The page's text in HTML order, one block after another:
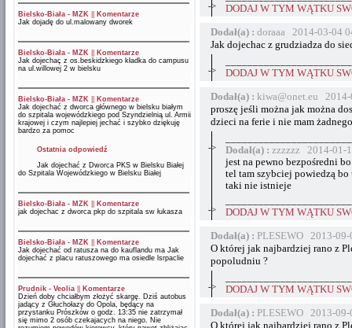
Bielsko-Biała - MZK
Komentarze
Jak dojadę do ul.malowany dworek
Bielsko-Biała - MZK
Komentarze
Jak dojechaç z os.beskidzkiego kładka do campusu
na ul.willowej 2 w bielsku
Bielsko-Biała - MZK
Komentarze
Jak dojechać z dworca głównego w bielsku białym
do szpitala wojewódzkiego pod Szyndzielnią ul. Armii
krajowej i czym najlepiej jechać i szybko dziękuję
bardzo za pomoc
Ostatnia odpowiedź
Jak dojechać z Dworca PKS w Bielsku Białej
do Szpitala Wojewódzkiego w Bielsku Białej
Bielsko-Biała - MZK
Komentarze
jak dojechac z dworca pkp do szpitala sw łukasza
Bielsko-Biała - MZK
Komentarze
Jak dojechać od ratusza na do kauflandu ma Jak
dojechać z placu ratuszowego ma osiedle lsrpaclie
Prudnik - Veolia
Komentarze
Dzień doby chciałbym złożyć skargę. Dziś autobus
jadący z Głuchołazy do Opola, będący na
przystanku Prószków o godz. 13:35 nie zatrzymał
się mimo 2 osób czekajacych na niego. Nie
->
DODAJ W TYM WĄTKU
Dodał(a) : doraaa 2014-03-04
Jak dojechac z grudziadza do
->
DODAJ W TYM WĄTKU
Dodał(a) : kiwa@onet.eu
proszę jeśli można jak można
dzieci na ferie i nie mam
->
Dodał(a) : zzzzzz 2014-01-
jest na pewno bezpośredni
tel tam szybciej powiedzą bo
taki nie istnieje
->
DODAJ W TYM WĄTKU
Dodał(a) : PLESEWO 2013-
O której jak najbardziej rano z
popoludniu ?
->
DODAJ W TYM WĄTKU
Dodał(a) : PLESEWO 2013-
O której jak najbardziej rano z